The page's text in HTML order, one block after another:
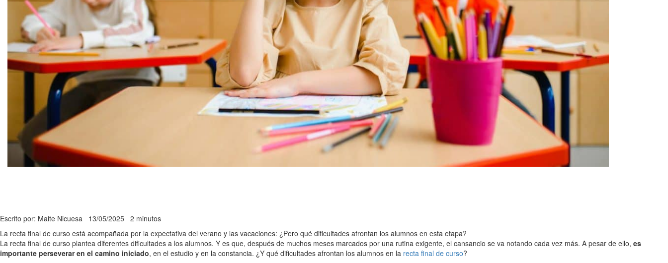
Escrito por: Maite Nicuesa 13/05/2025 2 minutos
La recta final de curso está acompañada por la expectativa del verano y las vacaciones: ¿Pero qué dificultades afrontan los alumnos en esta etapa?
La recta final de curso plantea diferentes dificultades a los alumnos. Y es que, después de muchos meses marcados por una rutina exigente, el cansancio se va notando cada vez más. A pesar de ello, es
importante perseverar en el camino iniciado, en el estudio y en la constancia. ¿Y qué dificultades afrontan los alumnos en la recta final de curso?